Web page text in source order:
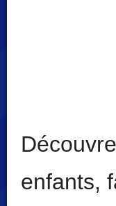
enfants,